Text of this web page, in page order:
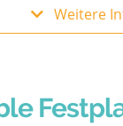
Weitere